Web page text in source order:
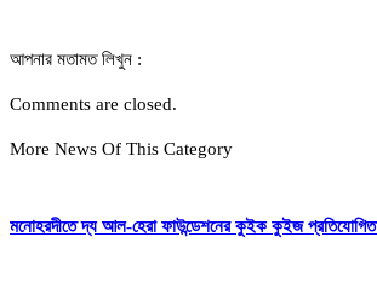
আপনার মতামত লিখুন :
Comments are closed.
More News Of This Category
মনোহরদীতে দ্য আল-হেরা ফাউন্ডেশনের কুইক কুইজ